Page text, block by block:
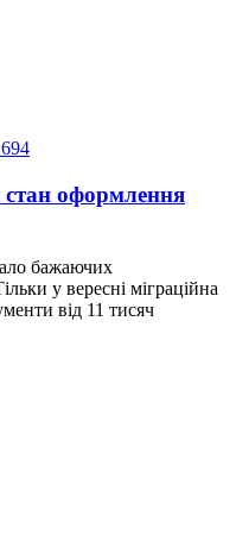
стан оформлення
бажаючих
у вересні міграційна
від 11 тисяч